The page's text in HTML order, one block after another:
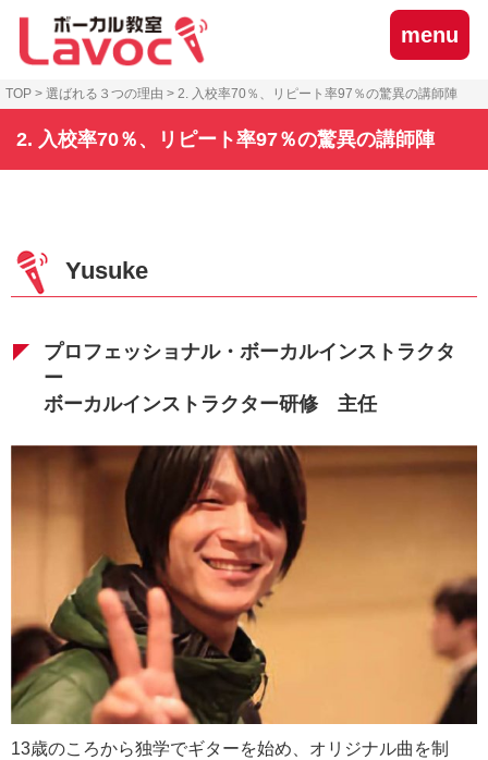
menu
TOP > 選ばれる３つの理由 > 2. 入校率70％、リピート率97％の驚異の講師陣
2. 入校率70％、リピート率97％の驚異の講師陣
Yusuke
プロフェッショナル・ボーカルインストラクタ
ー
ボーカルインストラクター研修 主任
13歳のころから独学でギターを始め、オリジナル曲を制